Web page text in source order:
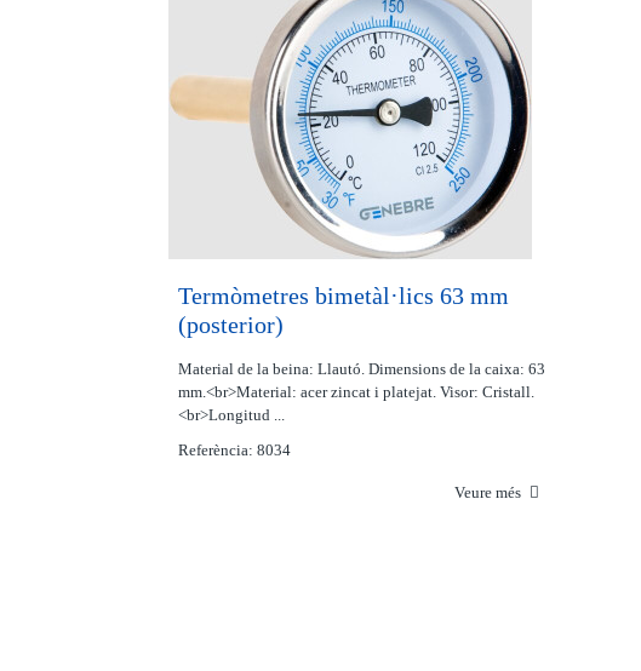
Termòmetres bimetàl·lics 63 mm
(posterior)
Material de la beina: Llautó. Dimensions de la caixa: 63
mm.<br>Material: acer zincat i platejat. Visor: Cristall.
<br>Longitud ...
Referència: 8034
Veure més